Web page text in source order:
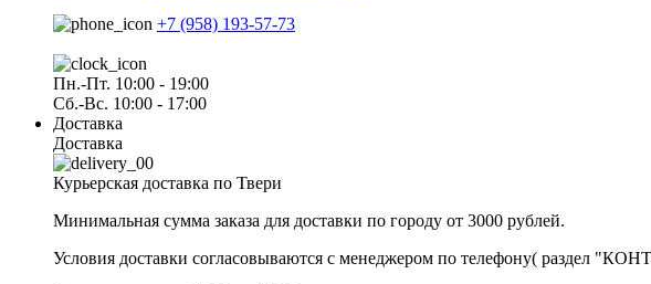
+7 (958) 193-57-73
Пн.-Пт. 10:00 - 19:00
Сб.-Вс. 10:00 - 17:00
Доставка
Доставка
Курьерская доставка по Твери
Минимальная сумма заказа для доставки по городу от 3000 рублей.
Условия доставки согласовываются с менеджером по телефону( раздел